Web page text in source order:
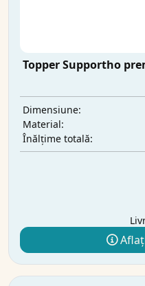
Topper Supportho
Dimensiune:
Material:
Înălțime totală: